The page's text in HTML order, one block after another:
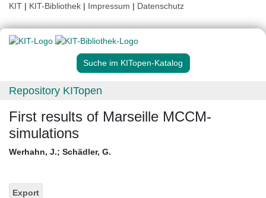
KIT | KIT-Bibliothek | Impressum | Datenschutz
Suche im KITopen-Katalog
Repository KITopen
First results of Marseille MCCM-
simulations
Werhahn, J.; Schädler, G.
Export